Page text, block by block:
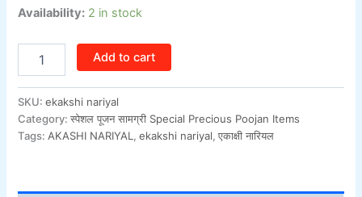
Availability: 2 in stock
Add to cart
SKU:ekakshi nariyal
Category:स्पेशल पूजन सामग्री Special Precious Poojan Items
Tags: AKASHI NARIYAL ,ekakshi nariyal,एकाक्षी नारियल